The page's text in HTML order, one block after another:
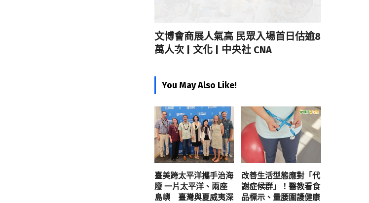
文博會商展人氣高 民眾入場首日估逾8
萬人次 | 文化 | 中央社 CNA
You May Also Like!
臺美跨太平洋攜手治海
廢 一片太平洋、兩座
島嶼 臺灣與夏威夷深
改善生活型態應對「代
謝症候群」！醫教看食
品標示、量腰圍護健康